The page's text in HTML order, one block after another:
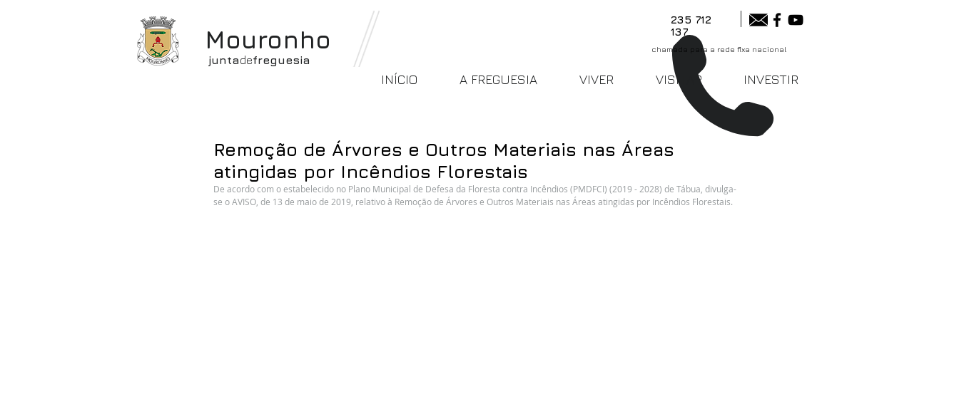
Mouronho
juntadefreguesia
235 712
137
chamada para a rede fixa nacional
INÍCIO A FREGUESIA VIVER VISITAR INVESTIR
Remoção de Árvores e Outros Materiais nas Áreas
atingidas por Incêndios Florestais
De acordo com o estabelecido no Plano Municipal de Defesa da Floresta contra Incêndios (PMDFCI) (2019 - 2028) de Tábua, divulga-
se o AVISO, de 13 de maio de 2019, relativo à Remoção de Árvores e Outros Materiais nas Áreas atingidas por Incêndios Florestais.